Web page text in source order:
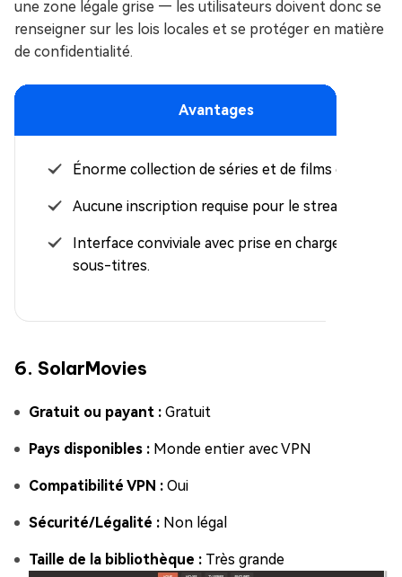
une zone légale grise — les utilisateurs doivent donc se
renseigner sur les lois locales et se protéger en matière
de confidentialité.
Avantages
Énorme collection de séries et de films en HD.
Aucune inscription requise pour le streaming.
Interface conviviale avec prise en charge des
sous-titres.
6. SolarMovies
Gratuit ou payant : Gratuit
Pays disponibles : Monde entier avec VPN
Compatibilité VPN : Oui
Sécurité/Légalité : Non légal
Taille de la bibliothèque : Très grande